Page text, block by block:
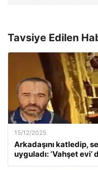
Tavsiye Edilen
15/12/2025
Arkadaşını katledip,
uyguladı: ‘Vahşet